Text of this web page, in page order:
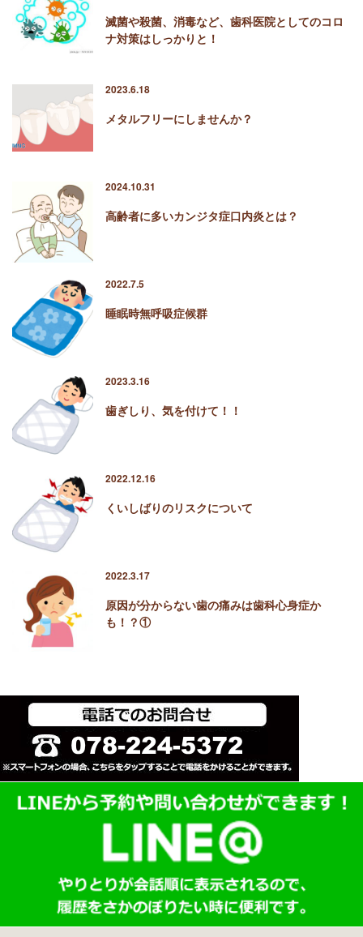
滅菌や殺菌、消毒など、歯科医院としてのコロ
ナ対策はしっかりと！
2023.6.18
メタルフリーにしませんか？
2024.10.31
高齢者に多いカンジタ症口内炎とは？
2022.7.5
睡眠時無呼吸症候群
2023.3.16
歯ぎしり、気を付けて！！
2022.12.16
くいしばりのリスクについて
2022.3.17
原因が分からない歯の痛みは歯科心身症か
も！？①